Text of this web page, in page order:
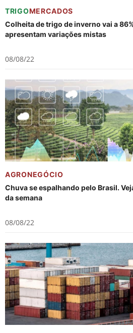
TRIGOMERCADOS
Colheita de trigo de inverno vai a
apresentam variações mistas
08/08/22
AGRONEGÓCIO
Chuva se espalhando pelo Brasil.
da semana
08/08/22